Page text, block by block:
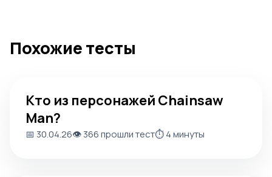
Похожие тесты
Кто из персонажей Chainsaw
Man?
📅 30.04.26👁️ 366 прошли тест⏱️ 4 минуты